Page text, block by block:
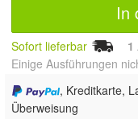
In
Sofort lieferbar 1
Einige Ausführungen
, Kreditkarte,
Überweisung